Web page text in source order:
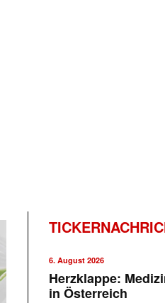
6. August 2026
Herzklappe:
in Österreich